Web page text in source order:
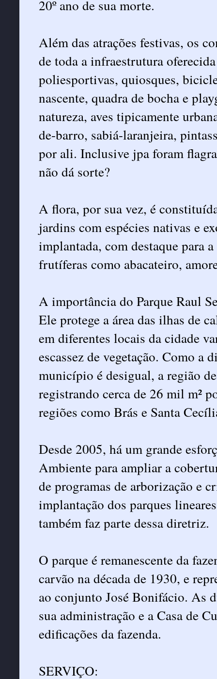
20º ano de sua morte.
Além das atrações festivas, os
de toda a infraestrutura
poliesportivas, quiosques,
nascente, quadra de bocha e
natureza, aves tipicamente
de-barro, sabiá-laranjeira,
por ali. Inclusive jpa foram
não dá sorte?
A flora, por sua vez, é
jardins com espécies nativas e
implantada, com destaque para
frutíferas como abacateiro,
A importância do Parque Raul
Ele protege a área das ilhas de
em diferentes locais da cidade
escassez de vegetação. Como a
município é desigual, a região
registrando cerca de 26 mil m²
regiões como Brás e Santa
Desde 2005, há um grande
Ambiente para ampliar a
de programas de arborização e
implantação dos parques
também faz parte dessa diretriz.
O parque é remanescente da
carvão na década de 1930, e
ao conjunto José Bonifácio. As
sua administração e a Casa de
edificações da fazenda.
SERVIÇO: